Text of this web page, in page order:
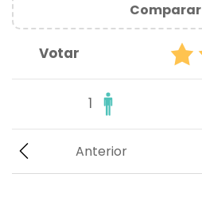
Comparar
Votar
1
Anterior